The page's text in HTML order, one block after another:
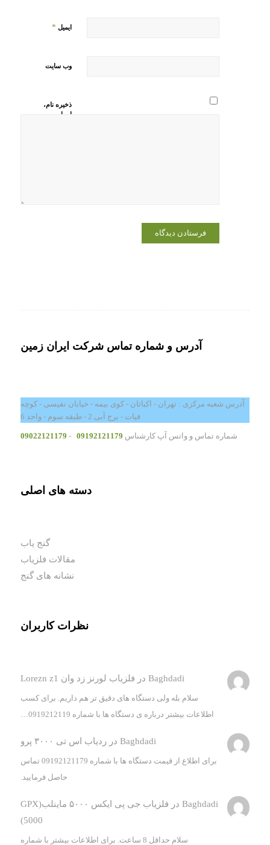
ایمیل *
وب‌ سایت
ذخیره نام،
ایمیل و
آدرس و شماره تماس شرکت ایران زمین
آدرس شعبه مرکزی : تهران - اکباتان - کوی بیمه - خیابان نفیسی - کوچه
فیات - برج آبی 2 - طبقه سوم - واحد 6
شماره تماس و واتس آپ کارشناس 09192121179
-
09022121179
دسته های اصلی
گنج یاب
مقالات فلزیاب
نشانه های گنج
نظرات کاربران
Baghdadi در فلزیاب لورنز زد وان Lorezn z1
سلام بله ولی دستگاه های دقیق تر هم داریم. برای کسب
اطلاعات بیشتر درباره ی دستگاه ها با شماره 0919212119…
Baghdadi درردیاب اس تی ۳۰۰۰ پرو
برای اطلاع از قیمت دستگاه ها با شماره 09192121179 تماس
حاصل فرمایید.
Baghdadi در
فلزیاب جی پی ایکس ۵۰۰۰ ماینلب(GPX
5000)
سلام حداقل 8 ساعت. برای اطلاعات بیشتر با شماره